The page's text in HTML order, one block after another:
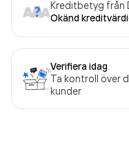
Kreditbetyg från
Okänd
Verifiera idag
Ta kontroll över
kunder